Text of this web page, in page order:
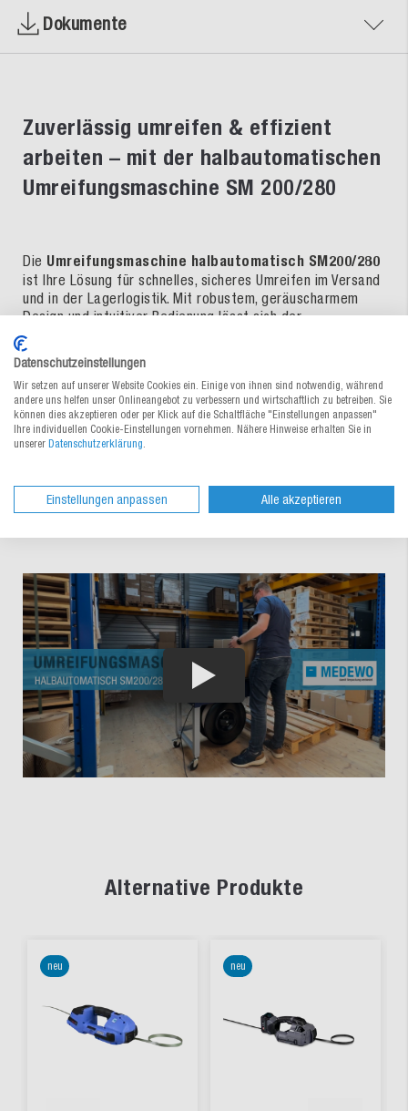
Dokumente
Zuverlässig umreifen & effizient
arbeiten – mit der halbautomatischen
Umreifungsmaschine SM 200/280
Die Umreifungsmaschine halbautomatisch SM200/280
ist Ihre Lösung für schnelles, sicheres Umreifen im Versand
und in der Lagerlogistik. Mit robustem, geräuscharmem
Design und intuitiver Bedienung lässt sich der
Umreifungszyklus mit einem Handgriff starten – inklusive
automatischer Schweissung und Bandabtrennung.
Über das übersichtliche Bedienpanel lassen sich
Bandvorschub, Schweisstemperatur und Spannung
stufenlos einstellen. Die höhenverstellbare Tischmaschine
verarbeitet PP- und Papierbänder mit 5 bis 16 mm Breite
und passt so flexibel zu Ihrem Verpackungsworkflow.
Alternative Produkte
neu neu
Datenschutzeinstellungen
Wir setzen auf unserer Website Cookies ein. Einige von ihnen sind notwendig, während
andere uns helfen unser Onlineangebot zu verbessern und wirtschaftlich zu betreiben. Sie
können dies akzeptieren oder per Klick auf die Schaltfläche "Einstellungen anpassen"
Ihre individuellen Cookie-Einstellungen vornehmen. Nähere Hinweise erhalten Sie in
unserer Datenschutzerklärung
Einstellungen anpassen Alle akzeptieren